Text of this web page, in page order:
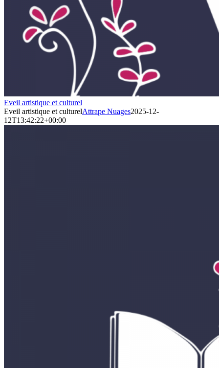
Eveil artistique et culturel
Eveil artistique et culturelAttrape Nuages2025-12-
12T13:42:22+00:00